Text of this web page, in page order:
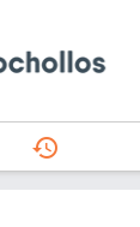
history